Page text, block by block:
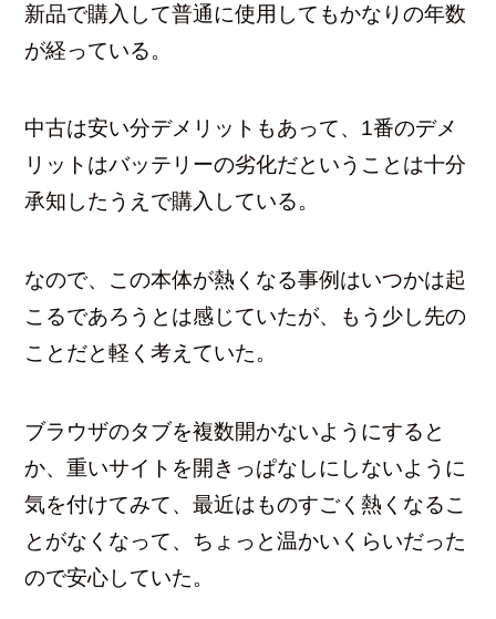
新品で購入して普通に使用してもかなりの年数
が経っている。
中古は安い分デメリットもあって、1番のデメ
リットはバッテリーの劣化だということは十分
承知したうえで購入している。
なので、この本体が熱くなる事例はいつかは起
こるであろうとは感じていたが、もう少し先の
ことだと軽く考えていた。
ブラウザのタブを複数開かないようにすると
か、重いサイトを開きっぱなしにしないように
気を付けてみて、最近はものすごく熱くなるこ
とがなくなって、ちょっと温かいくらいだった
ので安心していた。